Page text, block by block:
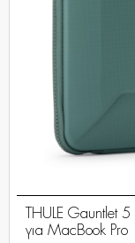
THULE
για MacBook